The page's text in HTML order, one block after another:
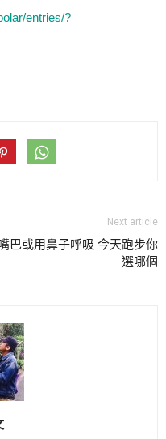
entries/?
Next article
巴或用鼻子呼吸 今天跑步你
選哪個